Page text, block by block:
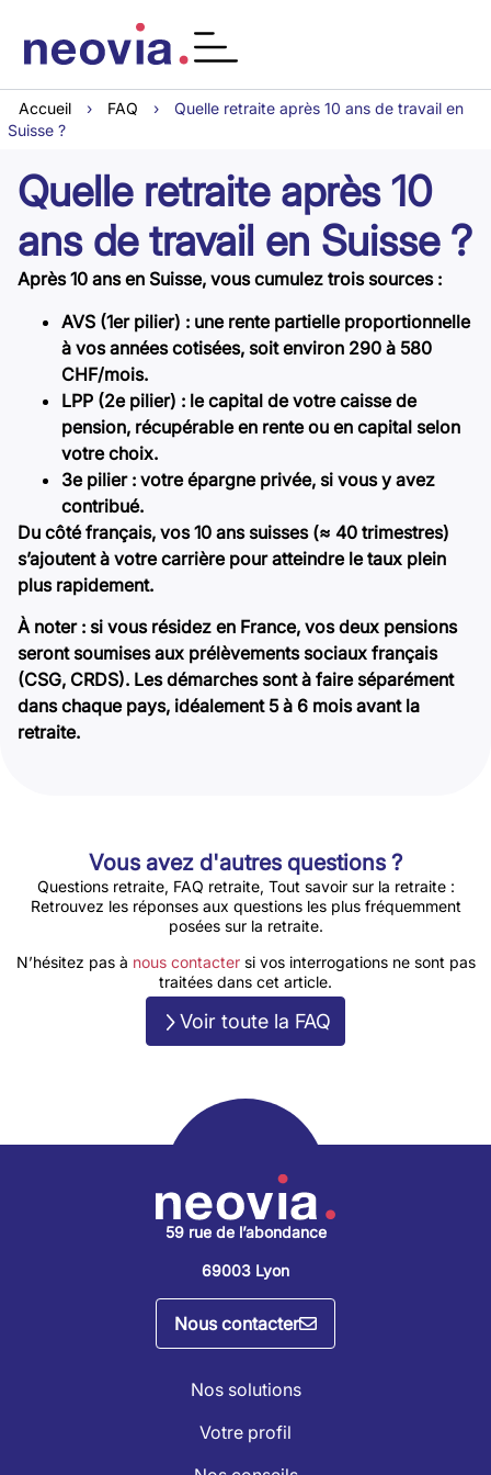
Accueil › FAQ ›
Quelle retraite après 10 ans de travail en
Suisse ?
Quelle retraite après 10
ans de travail en Suisse ?
Après 10 ans en Suisse, vous cumulez trois sources :
AVS (1er pilier) : une rente partielle proportionnelle
à vos années cotisées, soit environ 290 à 580
CHF/mois.
LPP (2e pilier) : le capital de votre caisse de
pension, récupérable en rente ou en capital selon
votre choix.
3e pilier : votre épargne privée, si vous y avez
contribué.
Du côté français, vos 10 ans suisses (≈ 40 trimestres)
s’ajoutent à votre carrière pour atteindre le taux plein
plus rapidement.
À noter : si vous résidez en France, vos deux pensions
seront soumises aux prélèvements sociaux français
(CSG, CRDS). Les démarches sont à faire séparément
dans chaque pays, idéalement 5 à 6 mois avant la
retraite.
Vous avez d'autres questions ?
Questions retraite, FAQ retraite, Tout savoir sur la retraite :
Retrouvez les réponses aux questions les plus fréquemment
posées sur la retraite.
N’hésitez pas à nous contactersi vos interrogations ne sont pas
traitées dans cet article.
Voir toute la FAQ
59 rue de l’abondance
69003 Lyon
Nous contacter
Nos solutions
Votre profil